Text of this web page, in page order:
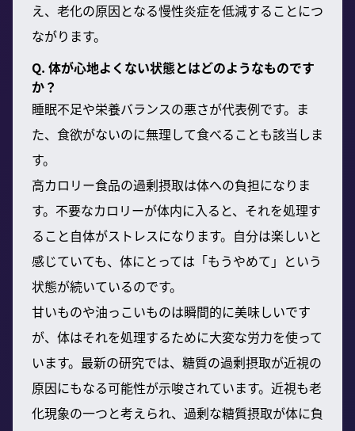
え、老化の原因となる慢性炎症を低減することにつ
ながります。
Q. 体が心地よくない状態とはどのようなものです
か？
睡眠不足や栄養バランスの悪さが代表例です。ま
た、食欲がないのに無理して食べることも該当しま
す。
高カロリー食品の過剰摂取は体への負担になりま
す。不要なカロリーが体内に入ると、それを処理す
ること自体がストレスになります。自分は楽しいと
感じていても、体にとっては「もうやめて」という
状態が続いているのです。
甘いものや油っこいものは瞬間的に美味しいです
が、体はそれを処理するために大変な労力を使って
います。最新の研究では、糖質の過剰摂取が近視の
原因にもなる可能性が示唆されています。近視も老
化現象の一つと考えられ、過剰な糖質摂取が体に負